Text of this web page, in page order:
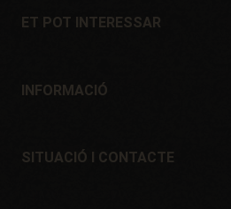
Situació i Contacte
ET POT INTERESSAR
Ofertes
INFORMACIÓ
Garanties i devolucions
SITUACIÓ I CONTACTE